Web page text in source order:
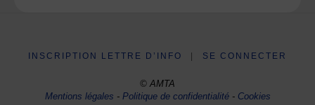
INSCRIPTION LETTRE D’INFO SE CONNECTER
© AMTA
Mentions légales -Politique de confidentialité- Cookies